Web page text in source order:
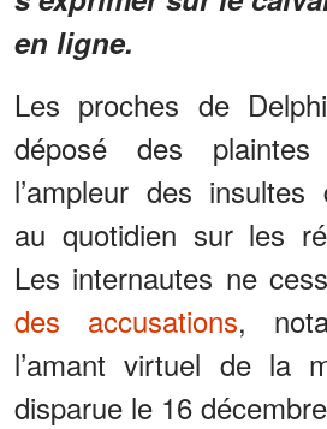
en ligne.
Les proches de
déposé des
l’ampleur des insultes
au quotidien sur les
Les internautes ne
des accusations,
l’amant virtuel de la
disparue le 16